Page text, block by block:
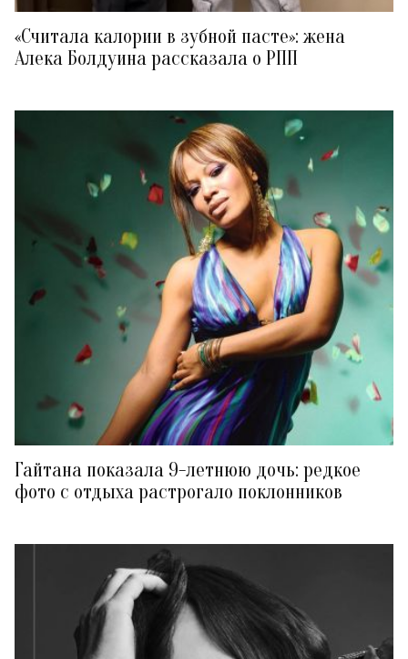
«Считала калории в зубной пасте»: жена
Алека Болдуина рассказала о РПП
Гайтана показала 9-летнюю дочь: редкое
фото с отдыха растрогало поклонников